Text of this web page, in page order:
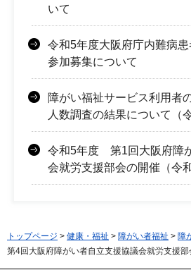
いて
令和5年度大阪府庁内難病
参加募集について
障がい福祉サービス利用者
人数調査の結果について（
令和5年度 第1回大阪府障
会就労支援部会の開催（令
トップページ > 健康・福祉 > 障がい者福祉 > 障
第4回大阪府障がい者自立支援協議会就労支援部